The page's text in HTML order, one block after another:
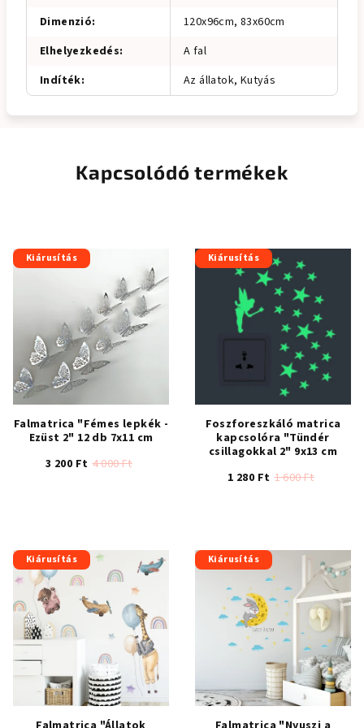
Dimenzió:
120x96cm, 83x60cm
Elhelyezkedés:
A fal
Indíték: Az állatok, Kutyás
Kapcsolódó termékek
Kiárusítás
Falmatrica "Fémes lepkék -
Ezüst 2" 12 db 7x11 cm
3 200 Ft 4 000 Ft
Kiárusítás
Foszforeszkáló matrica
kapcsolóra "Tündér
csillagokkal 2" 9x13 cm
1 280 Ft 1 600 Ft
Kiárusítás Kiárusítás